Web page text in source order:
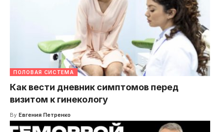
ПОЛОВАЯ СИСТЕМА
Как вести дневник симптомов перед
визитом к гинекологу
By Евгения Петренко